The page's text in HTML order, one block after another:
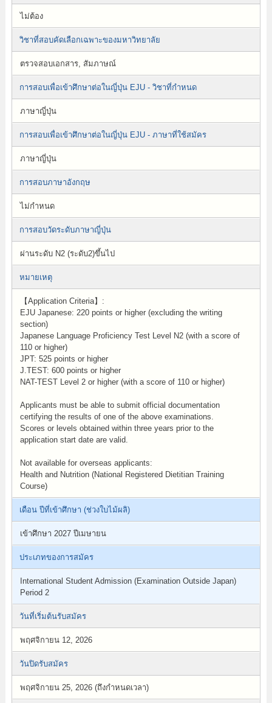
ไม่ต้อง
วิชาที่สอบคัดเลือกเฉพาะของมหาวิทยาลัย
ตรวจสอบเอกสาร, สัมภาษณ์
การสอบเพื่อเข้าศึกษาต่อในญี่ปุ่น EJU - วิชาที่กำหนด
ภาษาญี่ปุ่น
การสอบเพื่อเข้าศึกษาต่อในญี่ปุ่น EJU - ภาษาที่ใช้สมัคร
ภาษาญี่ปุ่น
การสอบภาษาอังกฤษ
ไม่กำหนด
การสอบวัดระดับภาษาญี่ปุ่น
ผ่านระดับ N2 (ระดับ2)ขึ้นไป
หมายเหตุ
【Application Criteria】:
EJU Japanese: 220 points or higher (excluding the writing
section)
Japanese Language Proficiency Test Level N2 (with a score of
110 or higher)
JPT: 525 points or higher
J.TEST: 600 points or higher
NAT-TEST Level 2 or higher (with a score of 110 or higher)
Applicants must be able to submit official documentation
certifying the results of one of the above examinations.
Scores or levels obtained within three years prior to the
application start date are valid.
Not available for overseas applicants:
Health and Nutrition (National Registered Dietitian Training
Course)
เดือน ปีที่เข้าศึกษา (ช่วงใบไม้ผลิ)
เข้าศึกษา 2027 ปีเมษายน
ประเภทของการสมัคร
International Student Admission (Examination Outside Japan)
Period 2
วันที่เริ่มต้นรับสมัคร
พฤศจิกายน 12, 2026
วันปิดรับสมัคร
พฤศจิกายน 25, 2026 (ถึงกำหนดเวลา)